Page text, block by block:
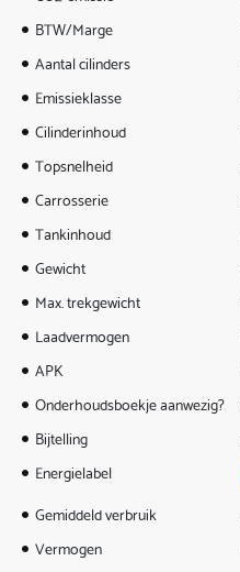
BTW/Marge
Aantal cilinders
Emissieklasse
Cilinderinhoud
Topsnelheid
Carrosserie
Tankinhoud
Gewicht
Max. trekgewicht
Laadvermogen
APK
Onderhoudsboekje aanwezig?
Bijtelling
Energielabel
Gemiddeld verbruik
Vermogen